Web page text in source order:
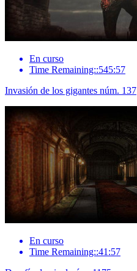
En curso
Time Remaining::545:57
Invasión de los gigantes núm. 137
En curso
Time Remaining::41:57